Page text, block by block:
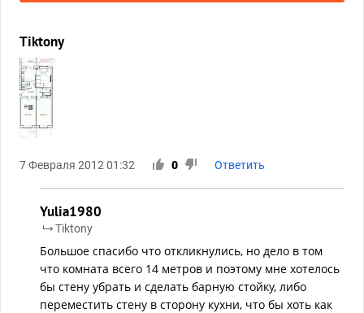
Tiktony
7 Февраля 2012 01:32 0 Ответить
Yulia1980
Tiktony
Большое спасибо что откликнулись, но дело в том
что комната всего 14 метров и поэтому мне хотелось
бы стену убрать и сделать барную стойку, либо
переместить стену в сторону кухни, что бы хоть как